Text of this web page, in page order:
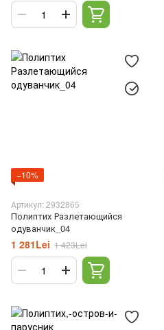
−10%
Артикул: 2932865
Полиптих Разлетающийся
одуванчик_04
1 281Lei 1 423Lei